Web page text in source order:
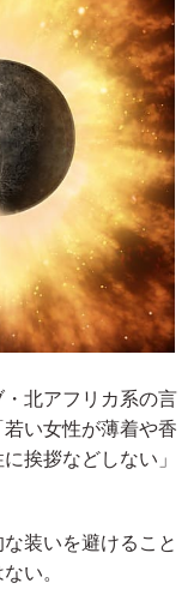
・北アフリカ系の言
い女性が薄着や香
挨拶などしない」
装いを避けること
い。